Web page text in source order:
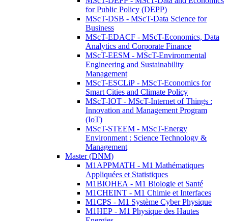
for Public Policy (DEPP)
MScT-DSB - MScT-Data Science for
Business
MScT-EDACF - MScT-Economics, Data
Analytics and Corporate Finance
MScT-EESM - MScT-Environmental
Engineering and Sustainability
Management
MScT-ESCLiP - MScT-Economics for
Smart Cities and Climate Policy
MScT-IOT - MScT-Internet of Things :
Innovation and Management Program
(IoT)
MScT-STEEM - MScT-Energy
Environment : Science Technology &
Management
Master (DNM)
M1APPMATH - M1 Mathématiques
Appliquées et Statistiques
M1BIOHEA - M1 Biologie et Santé
M1CHEINT - M1 Chimie et Interfaces
M1CPS - M1 Système Cyber Physique
M1HEP - M1 Physique des Hautes